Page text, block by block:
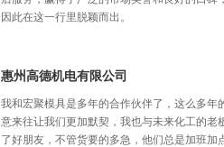
因此在这一行里脱颖而出。
惠州高德机电有限公司
我和宏聚模具是多年的合作伙伴了，这么多年
意来往让我们更加默契，我也与未来化工的老
了好朋友，不管货要的多急，他们总是加班加